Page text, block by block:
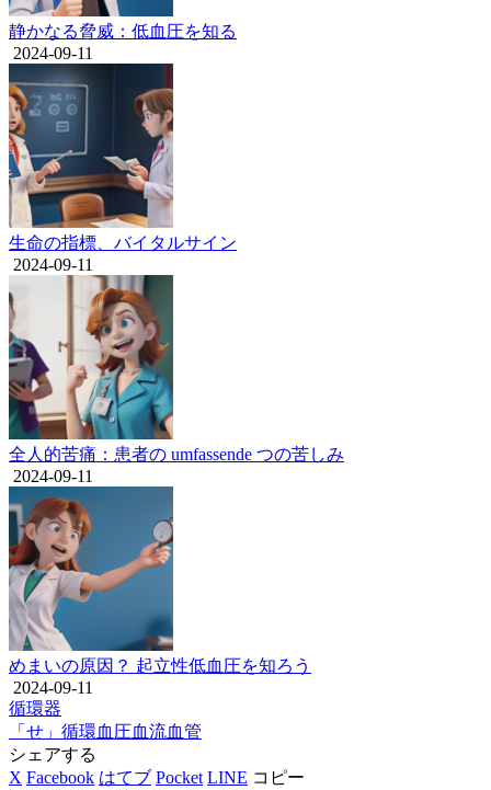
静かなる脅威：低血圧を知る
2024-09-11
生命の指標、バイタルサイン
2024-09-11
全人的苦痛：患者の umfassende つの苦しみ
2024-09-11
めまいの原因？ 起立性低血圧を知ろう
2024-09-11
循環器
「せ」 循環血圧血流血管
シェアする
X Facebook はてブ Pocket LINE コピー